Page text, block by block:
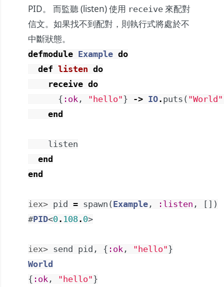
PID。 而監聽 (listen) 使用 receive 來配對
信文。如果找不到配對，則執行式將處於不
中斷狀態。
defmodule Example do
def listen do
receive do
{ :ok , "hello"} -> IO. puts ( "World"
end
listen
end
end
iex> pid = spawn ( Example , :listen , [ ] )
#PID<0. 108. 0>
iex> send pid , { :ok , "hello"}
World
{ :ok , "hello"}